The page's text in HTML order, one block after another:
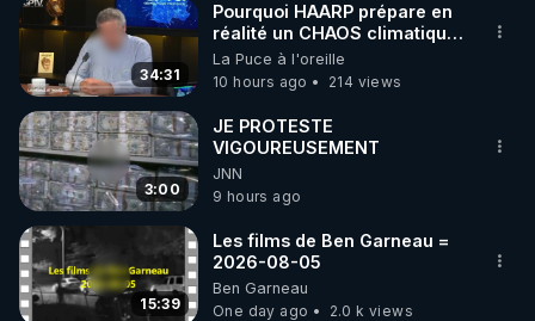
34:31
Pourquoi HAARP prépare en
réalité un CHAOS climatique,
on répond
La Puce à l'oreille
10 hours ago
214 views
3:00
JE PROTESTE
VIGOUREUSEMENT
JNN
9 hours ago
15:39
Les films de Ben Garneau =
2026-08-05
Ben Garneau
One day ago
2.0 k views